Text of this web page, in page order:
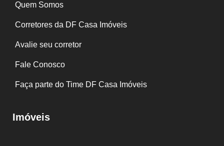
Quem Somos
Corretores da DF Casa Imóveis
Avalie seu corretor
Fale Conosco
Faça parte do Time DF Casa Imóveis
Imóveis